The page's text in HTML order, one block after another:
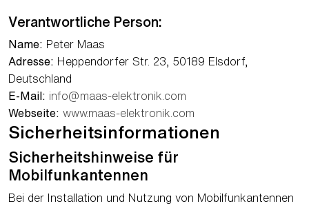
Verantwortliche Person:
Name: Peter Maas
Adresse: Heppendorfer Str. 23, 50189 Elsdorf,
Deutschland
E-Mail: info@maas-elektronik.com
Webseite: www.maas-elektronik.com
Sicherheitsinformationen
Sicherheitshinweise für
Mobilfunkantennen
Bei der Installation und Nutzung von Mobilfunkantennen